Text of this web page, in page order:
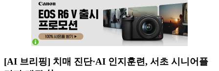
[AI 브리핑] 치매 진단·AI 인지훈련, 서초 시니어플